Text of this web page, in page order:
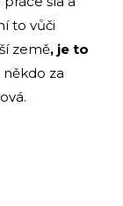
to vůči
země, je to
někdo za